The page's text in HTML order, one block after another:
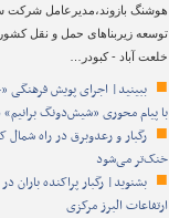
هوشنگ بازوند،مدیرعامل شرکت
توسعه زیربناهای حمل و نقل
خلعت آباد - کبودر…
ببینید| اجرای پویش فرهنگی
با پیام محوری «شیش‌دونگ برانیم»
رگبار و رعدوبرق در راه شمال
خنک‌تر می‌شود
بشنوید| رگبار پراکنده باران
ارتفاعات البرز مرکزی